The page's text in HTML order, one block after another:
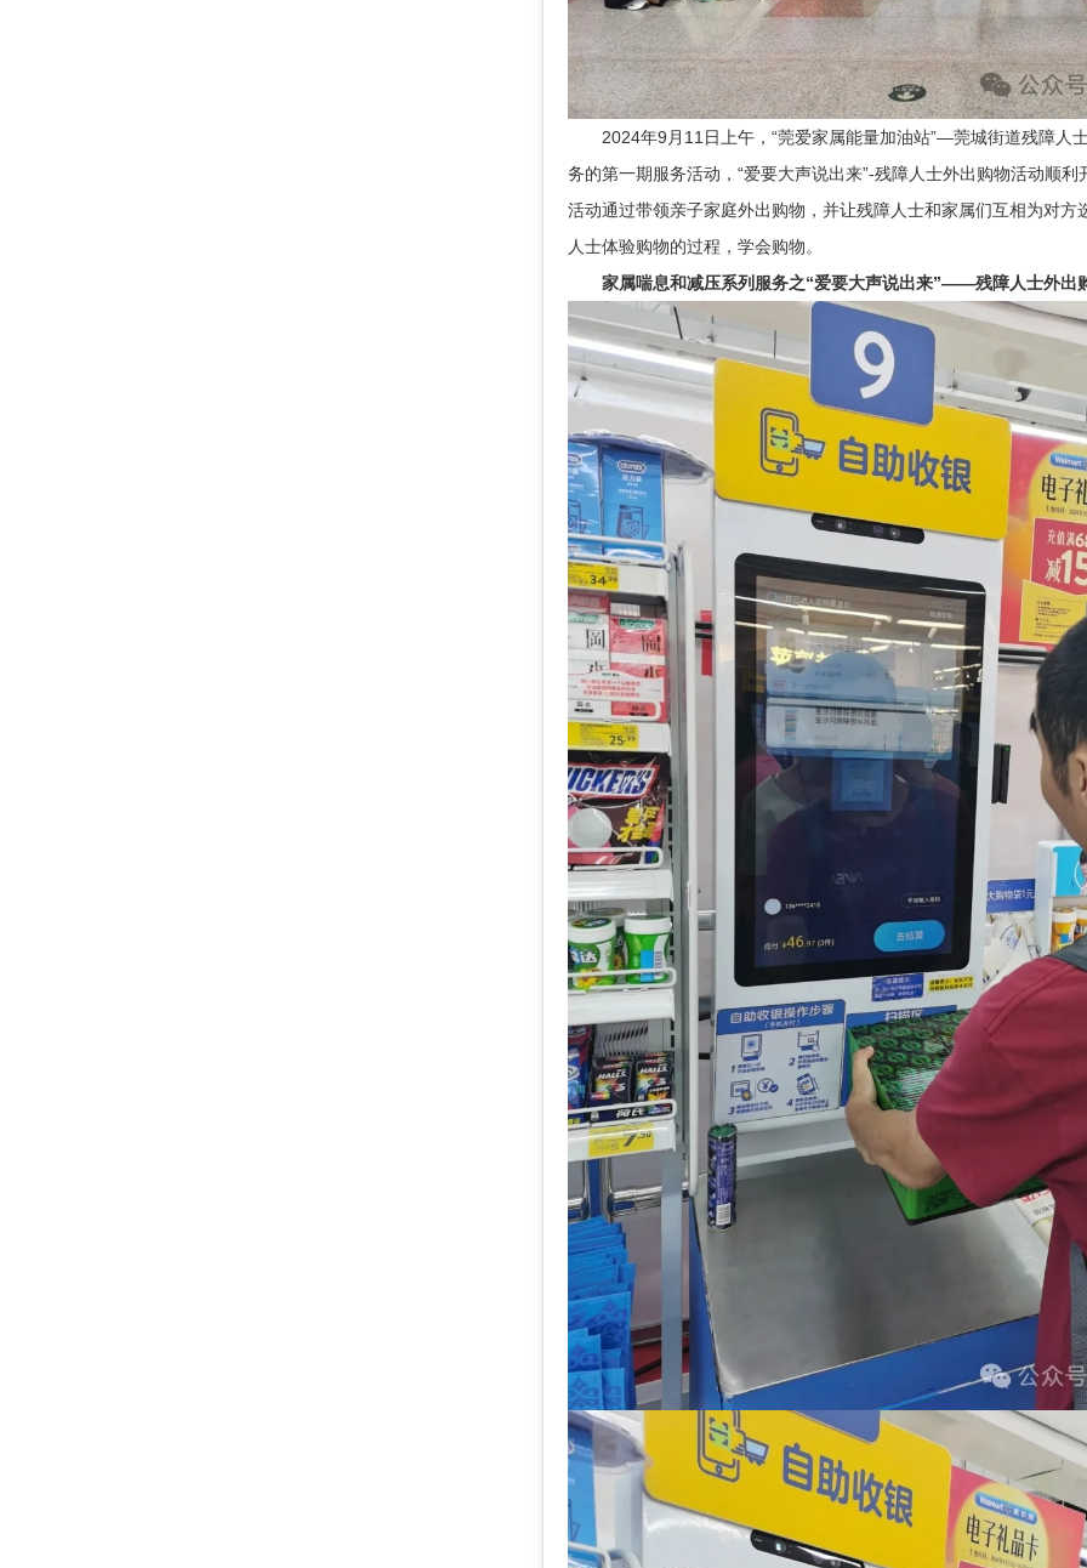
2024年9月11日上午，“莞爱家属能量加油站”—莞城街道残障人
务的第一期服务活动，“爱要大声说出来”-残障人士外出购物活动顺利
活动通过带领亲子家庭外出购物，并让残障人士和家属们互相为对
人士体验购物的过程，学会购物。
家属喘息和减压系列服务之“爱要大声说出来”——残障人士外出